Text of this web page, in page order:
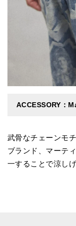
ACCESSORY：
武骨なチェーンモ
ブランド、マーテ
一することで涼しげ